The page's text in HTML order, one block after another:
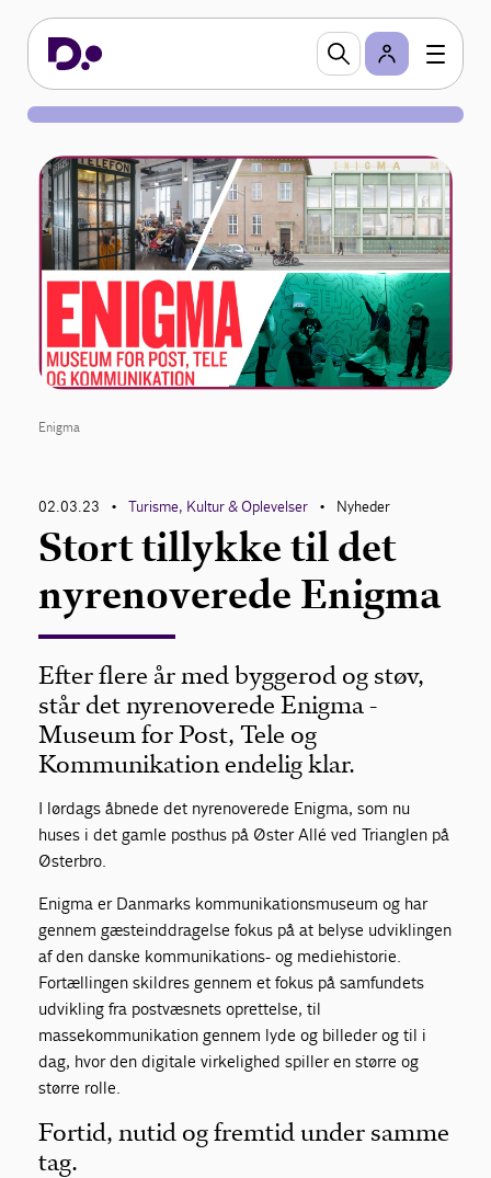
Enigma
02.03.23 • Turisme, Kultur & Oplevelser • Nyheder
Stort tillykke til det
nyrenoverede Enigma
Efter flere år med byggerod og støv,
står det nyrenoverede Enigma -
Museum for Post, Tele og
Kommunikation endelig klar.
I lørdags åbnede det nyrenoverede Enigma, som nu
huses i det gamle posthus på Øster Allé ved Trianglen på
Østerbro.
Enigma er Danmarks kommunikationsmuseum og har
gennem gæsteinddragelse fokus på at belyse udviklingen
af den danske kommunikations- og mediehistorie.
Fortællingen skildres gennem et fokus på samfundets
udvikling fra postvæsnets oprettelse, til
massekommunikation gennem lyde og billeder og til i
dag, hvor den digitale virkelighed spiller en større og
større rolle.
Fortid, nutid og fremtid under samme
tag.